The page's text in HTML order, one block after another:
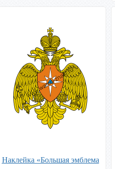
Наклейка «Большая эмблема